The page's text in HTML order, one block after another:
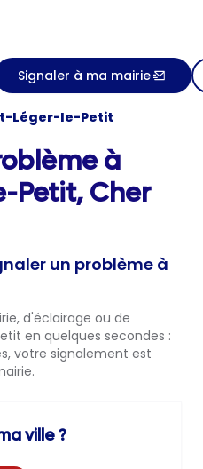
Signaler à ma mairie
Léger-le-Petit
à
Petit, Cher
un problème à
d'éclairage ou de
en quelques secondes :
votre signalement est
ville ?